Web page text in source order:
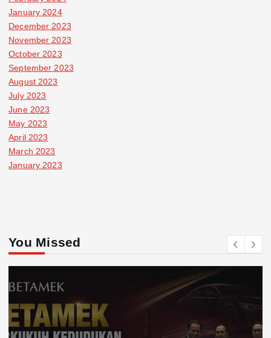
January 2024
December 2023
November 2023
October 2023
September 2023
August 2023
July 2023
June 2023
May 2023
April 2023
March 2023
January 2023
You Missed